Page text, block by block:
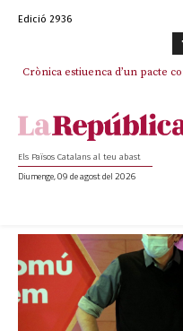
Edició 2936
Crònica estiuenca d’un pacte
Rufián boicoteja
Els Països Catalans al teu abast
Diumenge, 09 de agost del 2026